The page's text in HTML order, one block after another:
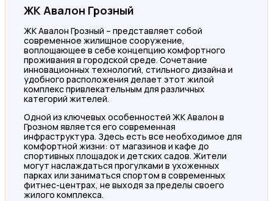
ЖК Авалон Грозный
ЖК Авалон Грозный – представляет собой
современное жилищное сооружение,
воплощающее в себе концепцию комфортного
проживания в городской среде. Сочетание
инновационных технологий, стильного дизайна и
удобного расположения делает этот жилой
комплекс привлекательным для различных
категорий жителей.
Одной из ключевых особенностей ЖК Авалон в
Грозном является его современная
инфраструктура. Здесь есть все необходимое для
комфортной жизни: от магазинов и кафе до
спортивных площадок и детских садов. Жители
могут наслаждаться прогулками в ухоженных
парках или заниматься спортом в современных
фитнес-центрах, не выходя за пределы своего
жилого комплекса.